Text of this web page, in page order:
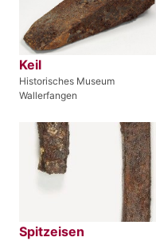
Keil
Historisches Museum
Wallerfangen
Spitzeisen